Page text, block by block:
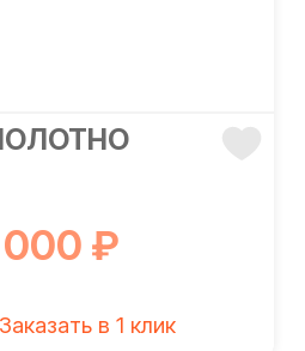
000 ₽
Заказать в 1 клик